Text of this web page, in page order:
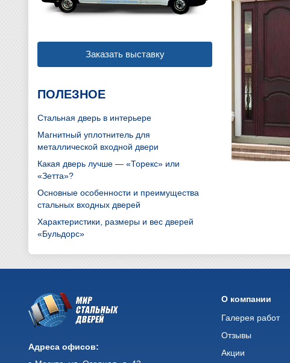
Заказать выставку
ПОЛЕЗНОЕ
Стальная дверь в интерьере
Магнитный уплотнитель для
металлической входной двери
Какая дверь лучше — «Торекс» или
«Зетта»?
Основные особенности и преимущества
стальных входных дверей
Характеристики, размеры и вес дверей
«Бульдорс»
Адреса офисов:
О компании
Галерея работ
Отзывы
Акции